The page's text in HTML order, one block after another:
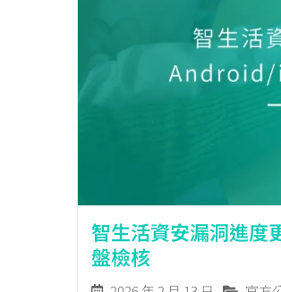
智生活資安漏洞進
盤檢核